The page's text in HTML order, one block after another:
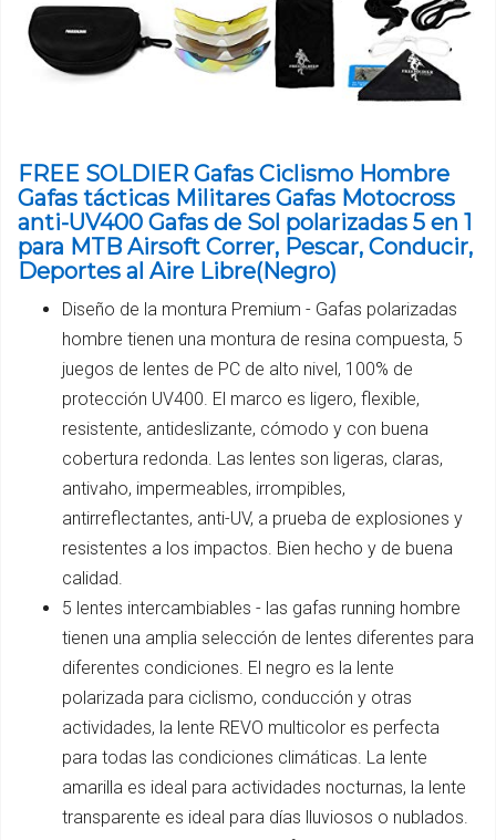
FREE SOLDIER Gafas Ciclismo Hombre
Gafas tácticas Militares Gafas Motocross
anti-UV400 Gafas de Sol polarizadas 5 en 1
para MTB Airsoft Correr, Pescar, Conducir,
Deportes al Aire Libre(Negro)
Diseño de la montura Premium - Gafas polarizadas
hombre tienen una montura de resina compuesta, 5
juegos de lentes de PC de alto nivel, 100% de
protección UV400. El marco es ligero, flexible,
resistente, antideslizante, cómodo y con buena
cobertura redonda. Las lentes son ligeras, claras,
antivaho, impermeables, irrompibles,
antirreflectantes, anti-UV, a prueba de explosiones y
resistentes a los impactos. Bien hecho y de buena
calidad.
5 lentes intercambiables - las gafas running hombre
tienen una amplia selección de lentes diferentes para
diferentes condiciones. El negro es la lente
polarizada para ciclismo, conducción y otras
actividades, la lente REVO multicolor es perfecta
para todas las condiciones climáticas. La lente
amarilla es ideal para actividades nocturnas, la lente
transparente es ideal para días lluviosos o nublados.